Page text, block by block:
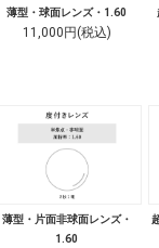
薄型・球面レンズ・1.60
11,000円(税込)
薄型・片面非球面レンズ・
1.60